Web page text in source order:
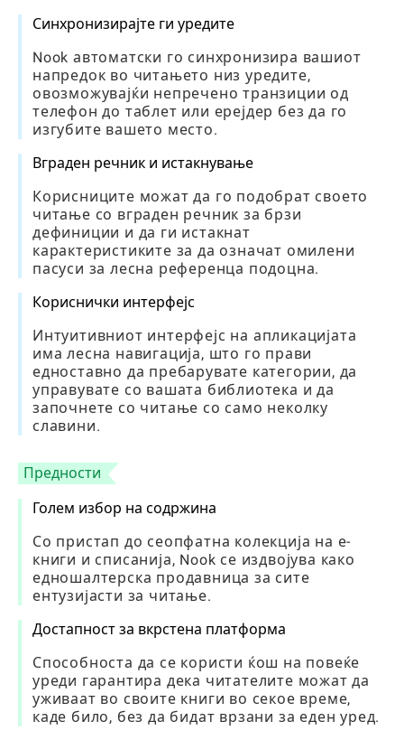
Синхронизирајте ги уредите
Nook автоматски го синхронизира вашиот
напредок во читањето низ уредите,
овозможувајќи непречено транзиции од
телефон до таблет или ерејдер без да го
изгубите вашето место.
Вграден речник и истакнување
Корисниците можат да го подобрат своето
читање со вграден речник за брзи
дефиниции и да ги истакнат
карактеристиките за да означат омилени
пасуси за лесна референца подоцна.
Кориснички интерфејс
Интуитивниот интерфејс на апликацијата
има лесна навигација, што го прави
едноставно да пребарувате категории, да
управувате со вашата библиотека и да
започнете со читање со само неколку
славини.
Предности
Голем избор на содржина
Со пристап до сеопфатна колекција на е-
книги и списанија, Nook се издвојува како
едношалтерска продавница за сите
ентузијасти за читање.
Достапност за вкрстена платформа
Способноста да се користи ќош на повеќе
уреди гарантира дека читателите можат да
уживаат во своите книги во секое време,
каде било, без да бидат врзани за еден уред.